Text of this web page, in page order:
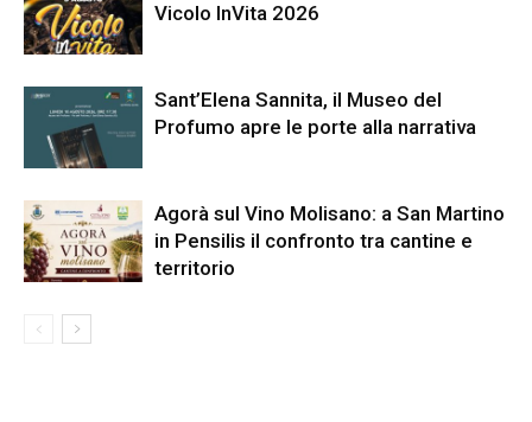
Vicolo InVita 2026
Sant’Elena Sannita, il Museo del
Profumo apre le porte alla narrativa
Agorà sul Vino Molisano: a San Martino
in Pensilis il confronto tra cantine e
territorio